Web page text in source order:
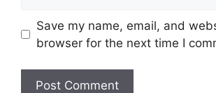
Save my name, email, and
browser for the next time I